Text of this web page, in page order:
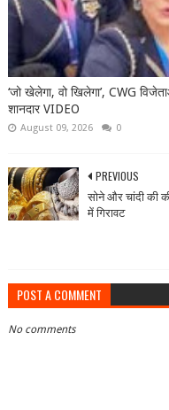
‘जो खेलेगा, वो खिलेगा’, CWG
शानदार VIDEO
August 09, 2026 0
PREVIOUS
सोने और चांदी की
में गिरावट
POST A COMMENT
No comments